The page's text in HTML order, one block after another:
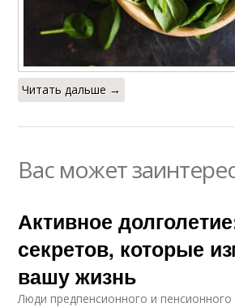
Читать дальше →
Вас может
Активное
секретов, которые
вашу жизнь
Люди предпенсионного и пенсионного